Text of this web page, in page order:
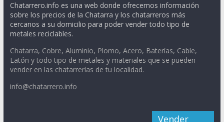
Chatarrero.info es una web donde ofrecemos información
sobre los precios de la Chatarra y los chatarreros más
cercanos a su domicilio para poder vender todo tipo de
metales reciclables.
Chatarra, Cobre, Aluminio, Plomo, Acero, Baterías, Cable,
Latón y todo tipo de metales y materiales que se pueden
vender en las chatarrerías de tu localidad.
info@chatarrero.info
Vender